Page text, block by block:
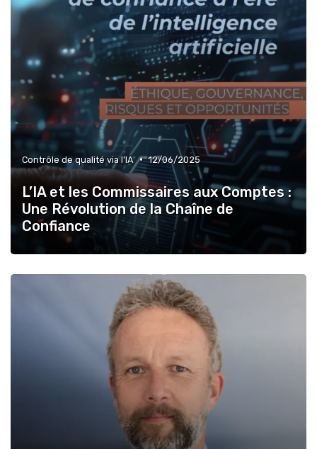
Contrôle de qualité via l’IA • 12/06/2025
L’IA et les Commissaires aux Comptes :
Une Révolution de la Chaîne de
Confiance